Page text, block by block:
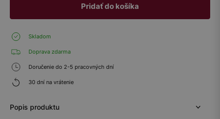
Pridať do košíka
Skladom
Doprava zdarma
Doručenie do 2-5 pracovných dní
30 dní na vrátenie
Popis produktu